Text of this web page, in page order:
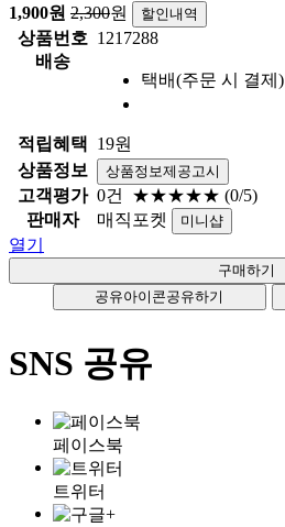
1,900원 2,300원 할인내역
상품번호 1217288
배송
택배(주문 시 결제)
적립혜택 19원
상품정보 상품정보제공고시
고객평가 0건 ★★★★★ (0/5)
판매자
매직포켓 미니샵
열기
공유아이콘공유하기
SNS 공유
페이스북
트위터